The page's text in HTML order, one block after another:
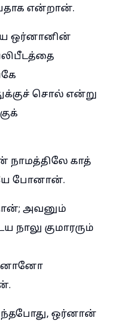
என்றான்.
ஒர்னானின்
சொல் என்று
நாமத்திலே காத்
போனான்.
அவனும்
குமாரரும்
ஒர்னான்